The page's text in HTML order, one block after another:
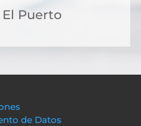
Puerto
de Datos